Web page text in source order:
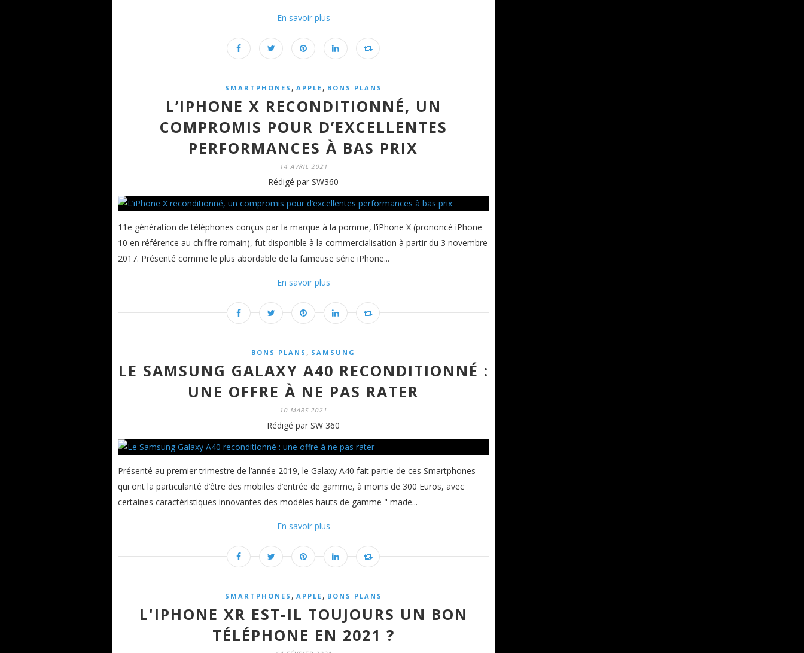
En savoir plus
SMARTPHONES , APPLE , BONS PLANS
L’IPHONE X RECONDITIONNÉ, UN
COMPROMIS POUR D’EXCELLENTES
PERFORMANCES À BAS PRIX
14 AVRIL 2021
Rédigé par SW360
11e génération de téléphones conçus par la marque à la pomme, l’iPhone X (prononcé iPhone
10 en référence au chiffre romain), fut disponible à la commercialisation à partir du 3 novembre
2017. Présenté comme le plus abordable de la fameuse série iPhone...
En savoir plus
BONS PLANS , SAMSUNG
LE SAMSUNG GALAXY A40 RECONDITIONNÉ :
UNE OFFRE À NE PAS RATER
10 MARS 2021
Rédigé par SW 360
Présenté au premier trimestre de l’année 2019, le Galaxy A40 fait partie de ces Smartphones
qui ont la particularité d’être des mobiles d’entrée de gamme, à moins de 300 Euros, avec
certaines caractéristiques innovantes des modèles hauts de gamme " made...
En savoir plus
SMARTPHONES , APPLE , BONS PLANS
L'IPHONE XR EST-IL TOUJOURS UN BON
TÉLÉPHONE EN 2021 ?